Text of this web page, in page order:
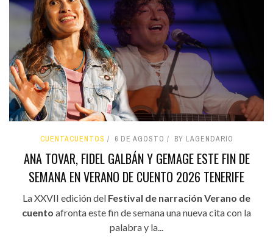
CUENTACUENTOS 6 DE AGOSTO BY LAGENDARIO
ANA TOVAR, FIDEL GALBÁN Y GEMAGE ESTE FIN DE
SEMANA EN VERANO DE CUENTO 2026 TENERIFE
La XXVII edición del Festival de narración Verano de
cuento afronta este fin de semana una nueva cita con la
palabra y la...